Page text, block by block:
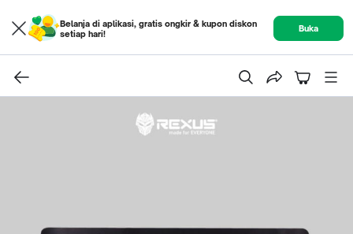
Belanja di aplikasi, gratis ongkir & kupon diskon
setiap hari!
Buka